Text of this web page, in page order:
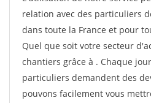
relation avec des particuliers
dans toute la France et pour
Quel que soit votre secteur
chantiers grâce à . Chaque
particuliers demandent des
pouvons facilement vous